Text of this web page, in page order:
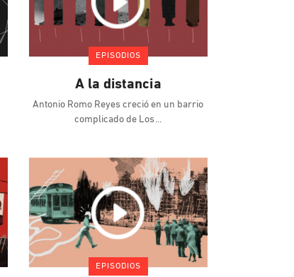
EPISODIOS
A la distancia
Antonio Romo Reyes creció en un barrio
complicado de Los
EPISODIOS